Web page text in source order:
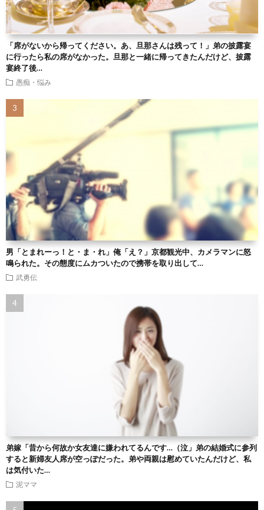
「席がないから帰ってください。あ、旦那さんは残って！」弟の披露宴
に行ったら私の席がなかった。旦那と一緒に帰ってきたんだけど、披露
宴終了後…
愚痴・悩み
男「とまれーっ！と・ま・れ」俺「え？」京都観光中、カメラマンに怒
鳴られた。その態度にムカついたので携帯を取り出して…
武勇伝
弟嫁「昔から何故か女友達に嫌われてるんです…（泣」弟の結婚式に参列
すると新婦友人席が空っぽだった。弟や両親は慰めていたんだけど、私
は気付いた…
泥ママ